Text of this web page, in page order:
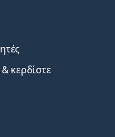
κερδίστε